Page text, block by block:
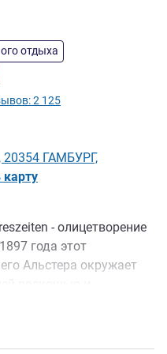
отдыха
(Рейтинг ALL)
2 125
20354 ГАМБУРГ,
карту
- олицетворение
года этот
Альстера окружает
рядом с